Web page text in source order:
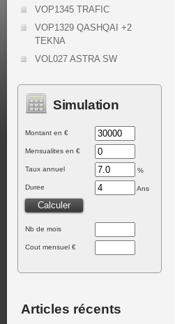
VOP1345 TRAFIC
VOP1329 QASHQAI +2
TEKNA
VOL027 ASTRA SW
Simulation
Montant en €
Mensualites en €
Taux annuel %
Duree Ans
Nb de mois
Cout mensuel €
Articles récents